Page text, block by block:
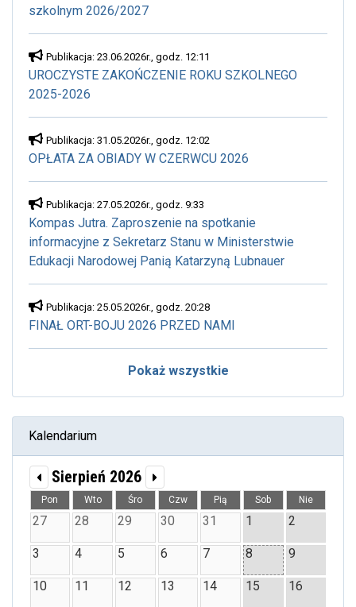
szkolnym 2026/2027
Publikacja: 23.06.2026r., godz. 12:11
UROCZYSTE ZAKOŃCZENIE ROKU SZKOLNEGO
2025-2026
Publikacja: 31.05.2026r., godz. 12:02
OPŁATA ZA OBIADY W CZERWCU 2026
Publikacja: 27.05.2026r., godz. 9:33
Kompas Jutra. Zaproszenie na spotkanie
informacyjne z Sekretarz Stanu w Ministerstwie
Edukacji Narodowej Panią Katarzyną Lubnauer
Publikacja: 25.05.2026r., godz. 20:28
FINAŁ ORT-BOJU 2026 PRZED NAMI
Pokaż wszystkie
Kalendarium
Sierpień 2026
Pon Wto Śro Czw Pią Sob Nie
27 28 29 30 31 1 2
3 4 5 6 7 8 9
10 11 12 13 14 15 16